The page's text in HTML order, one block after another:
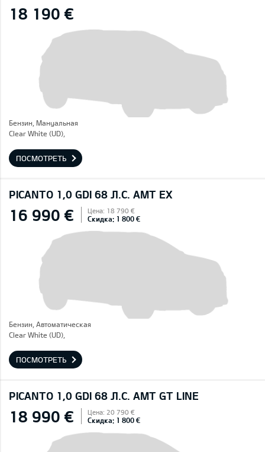
18 190 €
Бензин, Mануальная
Clear White (UD),
ПОСМОТРЕТЬ
PICANTO 1,0 GDI 68 Л.С. AMT EX
16 990 € Цена: 18 790 €
Скидка: 1 800 €
Бензин, Автоматическая
Clear White (UD),
ПОСМОТРЕТЬ
PICANTO 1,0 GDI 68 Л.С. AMT GT LINE
18 990 € Цена: 20 790 €
Скидка: 1 800 €